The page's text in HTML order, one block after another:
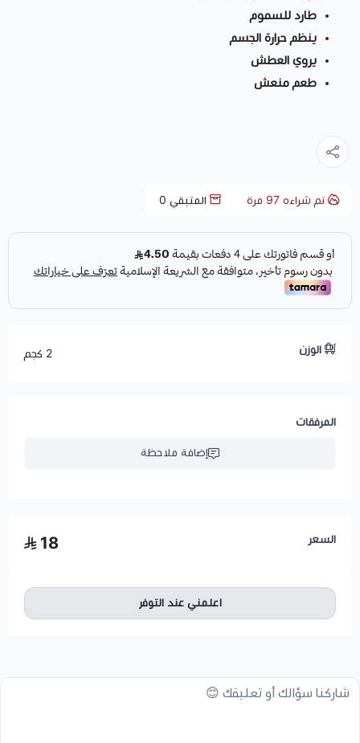
طارد للسموم
ينظم حرارة الجسم
يروي العطش
طعم منعش
تم شراءه 97 مرة المتبقي 0
الوزن 2 كجم
المرفقات
إضافة ملاحظة
السعر 18
اعلمني عند التوفر